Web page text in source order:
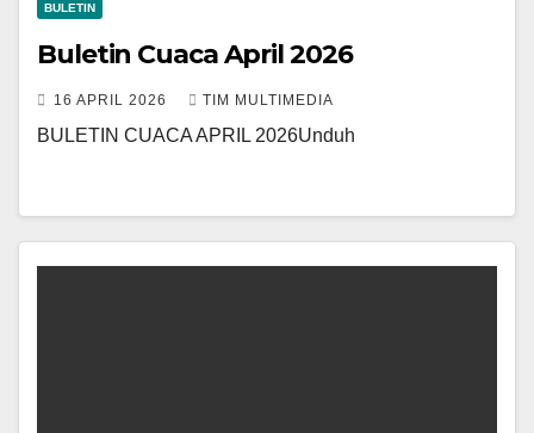
BULETIN
Buletin Cuaca April 2026
16 APRIL 2026 TIM MULTIMEDIA
BULETIN CUACA APRIL 2026Unduh